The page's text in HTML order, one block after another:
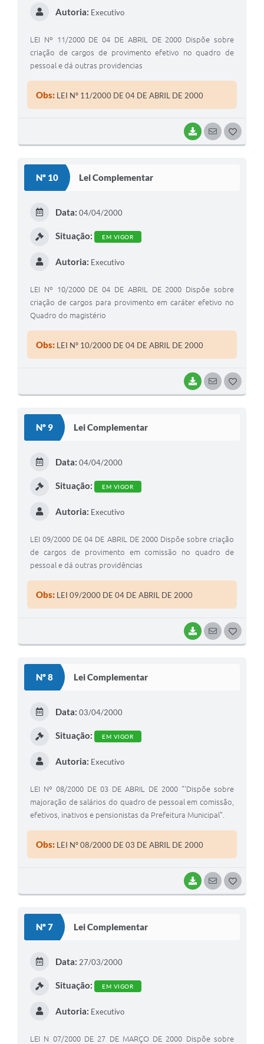
BAIXARSEGUIR
Autoria: Executivo
LEI Nº 11/2000 DE 04 DE ABRIL DE 2000 Dispõe sobre
criação de cargos de provimento efetivo no quadro de
pessoal e dá outras providencias
Obs: LEI Nº 11/2000 DE 04 DE ABRIL DE 2000
Nº 10 Lei Complementar
BAIXARSEGUIR
Data: 04/04/2000
Situação: EM VIGOR
Autoria: Executivo
LEI Nº 10/2000 DE 04 DE ABRIL DE 2000 Dispõe sobre
criação de cargos para provimento em caráter efetivo no
Quadro do magistério
Obs: LEI Nº 10/2000 DE 04 DE ABRIL DE 2000
Nº 9 Lei Complementar
BAIXARSEGUIR
Data: 04/04/2000
Situação: EM VIGOR
Autoria: Executivo
LEI 09/2000 DE 04 DE ABRIL DE 2000 Dispõe sobre criação
de cargos de provimento em comissão no quadro de
pessoal e dá outras providências
Obs: LEI 09/2000 DE 04 DE ABRIL DE 2000
Nº 8 Lei Complementar
BAIXARSEGUIR
Data: 03/04/2000
Situação: EM VIGOR
Autoria: Executivo
LEI Nº 08/2000 DE 03 DE ABRIL DE 2000 "'Dispõe sobre
majoração de salários do quadro de pessoal em comissão,
efetivos, inativos e pensionistas da Prefeitura Municipal".
Obs: LEI Nº 08/2000 DE 03 DE ABRIL DE 2000
Nº 7 Lei Complementar
Data: 27/03/2000
Situação: EM VIGOR
Autoria: Executivo
LEI N 07/2000 DE 27 DE MARÇO DE 2000 Dispõe sobre